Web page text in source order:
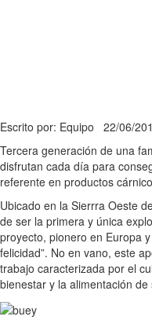
Escrito por: Equipo 22/06/
Tercera generación de una
disfrutan cada día para
referente en productos
Ubicado en la Sierrra Oeste
de ser la primera y única
proyecto, pionero en Europa
felicidad”. No en vano, este
trabajo caracterizada por el
bienestar y la alimentación de